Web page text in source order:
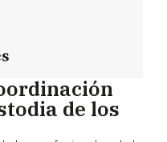
de los